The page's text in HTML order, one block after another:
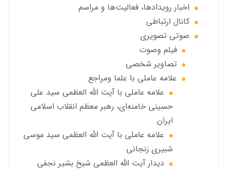
اخبار رويدادها، فعاليت‌ها و مراسم
كانال ارتباطي
صوتي تصويري
فیلم وصوت
تصاویر شخصی
علامه عاملي با علما ومراجع
علامه عاملي با آیت الله العظمی سید علی
حسینی خامنه‌ای، رهبر معظم انقلاب اسلامی
ایران
علامه عاملي با آيت الله العظمى سید موسی
شبيري زنجاني
ديدار آيت الله العظمى شيخ بشير نجفي